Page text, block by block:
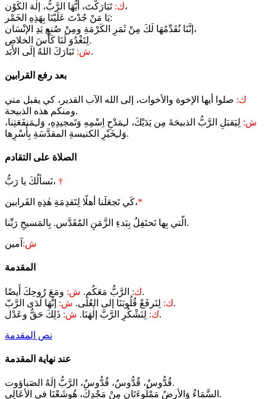
ك:تَبَارَكْتَ، أَيُّهَا الرَّبُّ، إلٰهَ الكَوْن،
يَا مَنْ جُدْتَ عَلَيْنَا بِهَذِهِ الخَمْر:
إنَّنَا نُقَدِّمُهَا لَكَ مِنْ ثَمَرِ الكَرْمَةِ ومِنْ صُنعِ يَدِ الإنْسَان،
لِتَغْدُوَ لَنَا كَأْسَ الخلاص.
ش:تَبَارَكَ اللهُ إلَى الأَبَد.
بعد رفع القرابين
ك: صلوا أيها الإخوة والأخوات، إلى الله الآب القدير، كي يقبل مني
ومنكم هذه الذبيحة.
ش: لِيَقبَلِ الرَّبُّ الذبيحَةَ مِن يَدَيْكَ، لـِمَدْحِ اِسْمِهِ وَتَمجيدِهِ، وَلـِمَنفَعَتِنا،
وَلـِخَيْرِ الكنيسةِ المقدَّسَةِ بِأَسْرِها.
الصلاة على التقادم
نَسألُكَ يا رَبُّ، †
كَي تَجعَلَنا أهلًا لِتَقدِمَةِ هٰذِهِ القَرابين،*
الّتي بِها نَحتَفِلُ بِبَدءِ الزَّمَنِ المُقَدَّس. بِالمَسيحِ رَبِّنا.
ش: آمين
المقدمة
ك: الرَّبُّ مَعَكُم. ش:
ومَعَ رُوحِكَ أَيضًا.
ك: لِنَرفَعْ قُلُوبَنَا إلى العُلَى. ش:
إنَّهَا لَدَى الرَّبّ.
ك: لِنَشْكُرِ الرَّبَّ إلٰهَنَا. ش: ذَلِكَ حَقٌّ وعَدْل.
نص المقدمة
عند نهاية المقدمة
قُدُّوسٌ، قُدُّوسٌ، قُدُّوسٌ، الرَّبُّ إلَهُ الصَباؤوت.
السَّمَاءُ وَالأرضُ مَمْلُوءَتَانِ مِنْ مَجْدِكَ، هُوشَعْنَا في الأعَالِي.